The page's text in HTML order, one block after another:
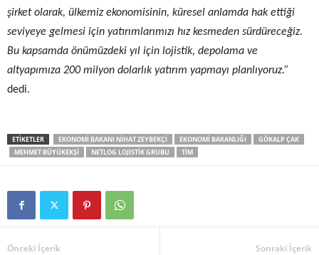
şirket olarak, ülkemiz ekonomisinin, küresel anlamda hak ettiği
seviyeye gelmesi için yatırımlarımızı hız kesmeden sürdüreceğiz.
Bu kapsamda önümüzdeki yıl için lojistik, depolama ve
altyapımıza 200 milyon dolarlık yatırım yapmayı planlıyoruz.”
dedi.
ETIKETLER EKONOMI BAKANI NIHAT ZEYBEKÇI EKONOMI BAKANLIĞI
GÖKALP ÇAK
MEHMET BÜYÜKEKŞI
NETLOG LOJISTIK GRUBU TIM
Önceki İçerik Sonraki İçerik